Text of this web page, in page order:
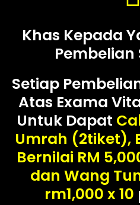
Khas Kepada
Setiap
Atas Exama
Untuk Dapat
Umrah (2tiket),
Bernilai RM
dan Wang
rm1,000 x 10